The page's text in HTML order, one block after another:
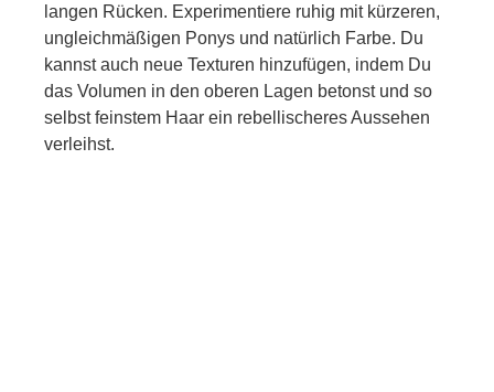
langen Rücken. Experimentiere ruhig mit kürzeren,
ungleichmäßigen Ponys und natürlich Farbe. Du
kannst auch neue Texturen hinzufügen, indem Du
das Volumen in den oberen Lagen betonst und so
selbst feinstem Haar ein rebellischeres Aussehen
verleihst.